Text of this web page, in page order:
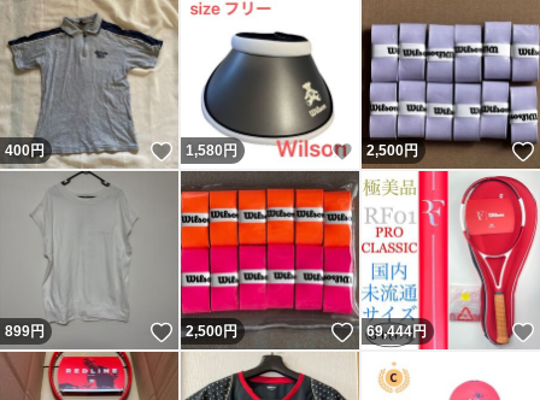
400円 いいね！
1,580 円 いいね！
2,500円
899円 いいね！
2,500円 いいね！
69,444円